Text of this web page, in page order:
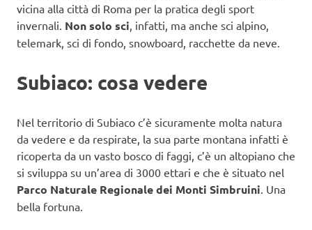
vicina alla città di Roma per la pratica degli sport
invernali. Non solo sci , infatti, ma anche sci alpino,
telemark, sci di fondo, snowboard, racchette da neve.
Subiaco: cosa vedere
Nel territorio di Subiaco c’è sicuramente molta natura
da vedere e da respirate, la sua parte montana infatti è
ricoperta da un vasto bosco di faggi, c’è un altopiano che
si sviluppa su un’area di 3000 ettari e che è situato nel
Parco Naturale Regionale dei Monti Simbruini . Una
bella fortuna.